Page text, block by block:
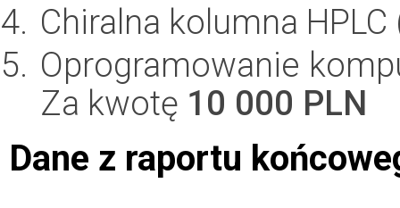
Chiralna kolumna
Oprogramowanie
Za kwotę 10 000 PLN
Dane z raportu